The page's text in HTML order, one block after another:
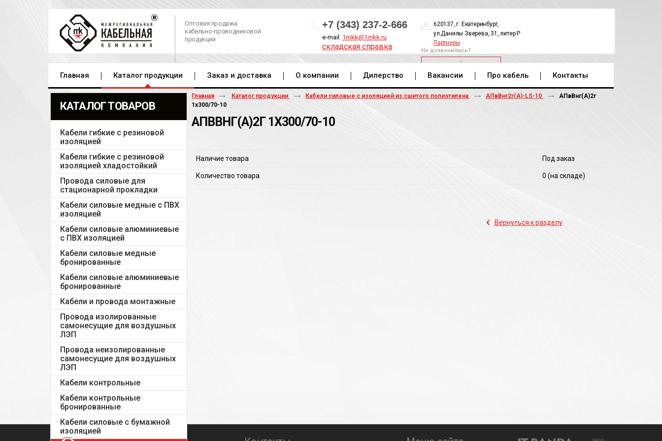
Оптовая продажа
кабельно-проводниковой
продукции
+7 (343) 237-2-666
e-mail: 1mkk@1mkk.ru
складская справка
620137, г. Екатеринбург,
ул.Данилы Зверева, 31, литер Р
Партнеры
Не дозвонились?
ОБРАТНЫЙ ЗВОНОК
Главная Каталог продукции Заказ и доставка О компании Дилерство Вакансии Про кабель Контакты
КАТАЛОГ ТОВАРОВ
Кабели гибкие с резиновой
изоляцией
Кабели гибкие с резиновой
изоляцией хладостойкий
Провода силовые для
стационарной прокладки
Кабели силовые медные с ПВХ
изоляцией
Кабели силовые алюминиевые
с ПВХ изоляцией
Кабели силовые медные
бронированные
Кабели силовые алюминиевые
бронированные
Кабели и провода монтажные
Провода изолированные
самонесущие для воздушных
ЛЭП
Провода неизолированные
самонесущие для воздушных
ЛЭП
Кабели контрольные
Кабели контрольные
бронированные
Кабели силовые с бумажной
изоляцией
Главная Каталог продукции Кабели силовые с изоляцией из сшитого полиэтилена АПвВнг2г(А)-LS-10
АПвВнг(A)2г
1х300/70-10
АПВВНГ(A)2Г 1Х300/70-10
Наличие товара Под заказ
Количество товара 0 (на складе)
‹ Вернуться к разделу